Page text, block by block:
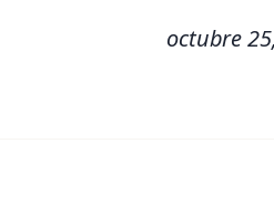
octubre